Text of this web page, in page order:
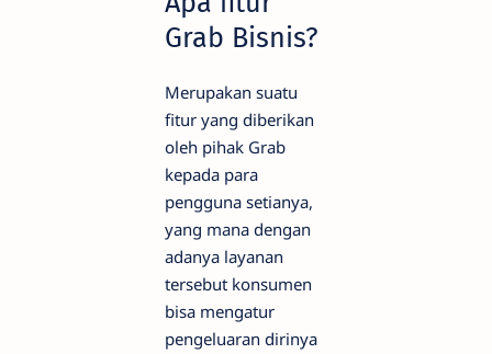
Grab Bisnis?
Merupakan suatu
fitur yang diberikan
oleh pihak Grab
kepada para
pengguna setianya,
yang mana dengan
adanya layanan
tersebut konsumen
bisa mengatur
pengeluaran dirinya